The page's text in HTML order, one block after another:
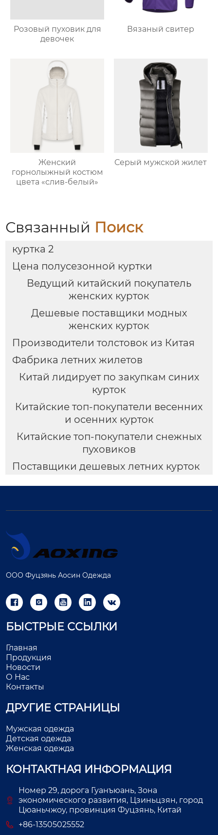
Розовый пуховик для
девочек
Вязаный свитер
Женский
горнолыжный костюм
цвета «слив-белый»
Серый мужской жилет
Связанный Поиск
куртка 2
Цена полусезонной куртки
Ведущий китайский покупатель
женских курток
Дешевые поставщики модных
женских курток
Производители толстовок из Китая
Фабрика летних жилетов
Китай лидирует по закупкам синих
курток
Китайские топ-покупатели весенних
и осенних курток
Китайские топ-покупатели снежных
пуховиков
Поставщики дешевых летних курток
ООО Фуцзянь Аосин Одежда
    
БЫСТРЫЕ ССЫЛКИ
Главная
Продукция
Новости
О Нас
Контакты
ДРУГИЕ СТРАНИЦЫ
Мужская одежда
Детская одежда
Женская одежда
КОНТАКТНАЯ ИНФОРМАЦИЯ
Номер 29, дорога Гуанъюань, Зона
экономического развития, Цзиньцзян, город
Цюаньчжоу, провинция Фуцзянь, Китай
+86-13505025552